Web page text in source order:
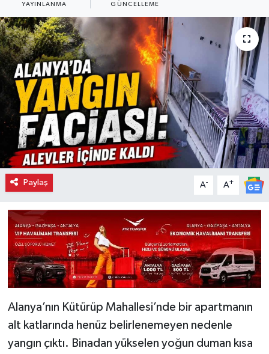
YAYINLANMA GÜNCELLEME
Paylaş A- A+
Alanya’nın Kütürüp Mahallesi’nde bir apartmanın
alt katlarında henüz belirlenemeyen nedenle
yangın çıktı. Binadan yükselen yoğun duman kısa